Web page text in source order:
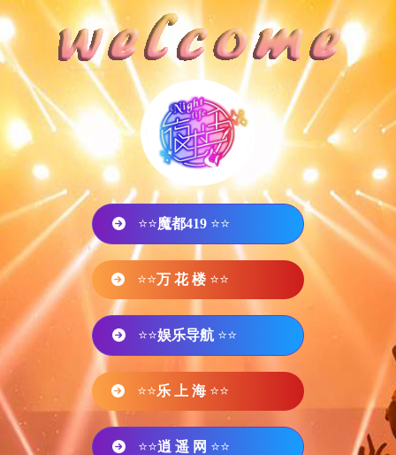
⭐⭐魔都419 ⭐⭐
⭐⭐万 花 楼 ⭐⭐
⭐⭐娱乐导航 ⭐⭐
⭐⭐乐 上 海 ⭐⭐
⭐⭐逍 遥 网 ⭐⭐